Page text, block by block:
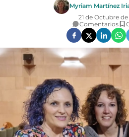
OPINIÓN
GALERÍAS
VÍDEOS
CONTACTAR
FIESTAS EN EL ALTO ARAGÓN
Myriam Martínez
21 de Octubre de
Comentarios